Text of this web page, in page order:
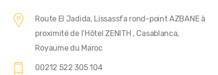
Route El Jadida, Lissassfa rond-point AZBANE à
proximité de l’Hôtel ZENITH , Casablanca,
Royaume du Maroc
00212 522 305 104